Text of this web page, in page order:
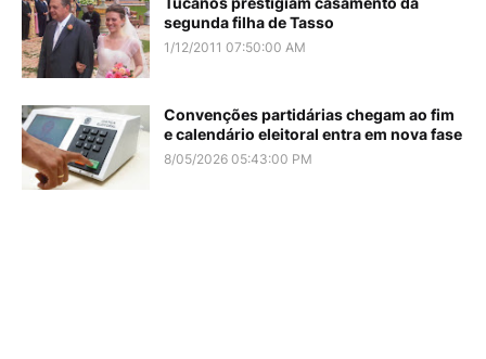
segunda filha de Tasso
1/12/2011 07:50:00 AM
Convenções partidárias chegam ao fim
e calendário eleitoral entra em nova fase
8/05/2026 05:43:00 PM